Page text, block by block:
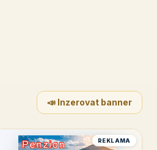
📣 Inzerovat banner
REKLAMA